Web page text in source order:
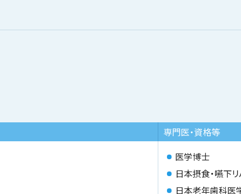
専門医・資格等
医学博士
日本摂食・嚥下
日本老年歯科医